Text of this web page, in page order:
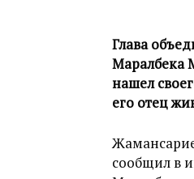
Глава
Маралбека
нашел
его отец
сообщил в